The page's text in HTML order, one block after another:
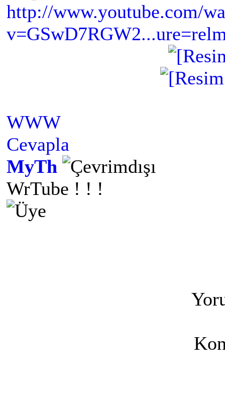
http://www.youtube.com/
WWW
Cevapla
MyTh
WrTube ! ! !